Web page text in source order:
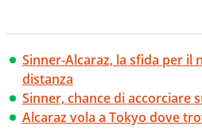
Sinner-Alcaraz, la sfida per il
distanza
Sinner, chance di accorciare
Alcaraz vola a Tokyo dove